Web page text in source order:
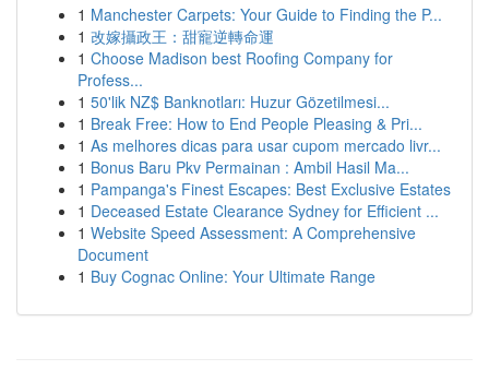
1 Manchester Carpets: Your Guide to Finding the P...
1 改嫁攝政王：甜寵逆轉命運
1 Choose Madison best Roofing Company for
Profess...
1 50'lik NZ$ Banknotları: Huzur Gözetilmesi...
1 Break Free: How to End People Pleasing & Pri...
1 As melhores dicas para usar cupom mercado livr...
1 Bonus Baru Pkv Permainan : Ambil Hasil Ma...
1 Pampanga's Finest Escapes: Best Exclusive Estates
1 Deceased Estate Clearance Sydney for Efficient ...
1 Website Speed Assessment: A Comprehensive
Document
1 Buy Cognac Online: Your Ultimate Range